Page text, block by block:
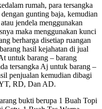
rumah, para tersangka
gunting baja, kemudian
jendela menggunakan
maka menggunakan kunci
berharga disetiap ruangan
hasil kejahatan di jual
untuk barang – barang
tersangka Aj untuk barang –
penjualan kemudian dibagi
RD, Dan AD.
bukti berupa 1 Buah Topi